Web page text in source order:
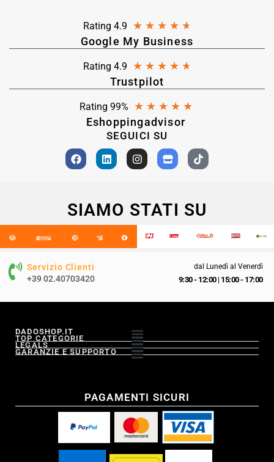
Rating 4.9 ★ ★ ★ ★ ★
Google My Business
Rating 4.9 ★ ★ ★ ★ ★
Trustpilot
Rating 99% ★ ★ ★ ★ ★
Eshoppingadvisor
SEGUICI SU
SIAMO STATI SU
Servizio Clienti
+39 02.40703420
dal Lunedì al Venerdì
9:30 - 12:00| 15:00 - 17:00
DADOSHOP.IT
TOP CATEGORIE
LEGALS
GARANZIE E SUPPORTO
PAGAMENTI SICURI